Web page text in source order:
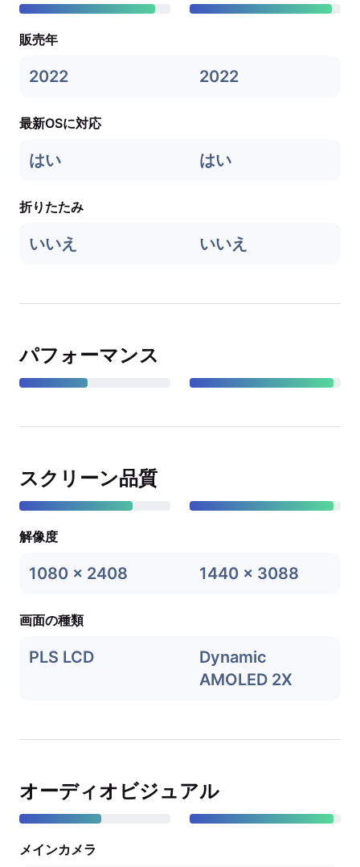
販売年
2022 2022
最新OSに対応
はい はい
折りたたみ
いいえ いいえ
パフォーマンス
スクリーン品質
解像度
1080 x 2408 1440 x 3088
画面の種類
PLS LCD
Dynamic
AMOLED 2X
オーディオビジュアル
メインカメラ